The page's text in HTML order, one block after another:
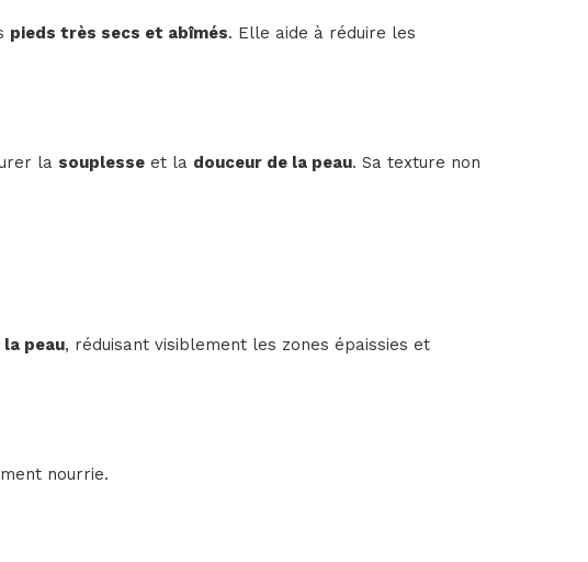
pieds très secs et abîmés. Elle aide à réduire les
la souplesse et la douceur de la peau. Sa texture non
peau, réduisant visiblement les zones épaissies et
nourrie.